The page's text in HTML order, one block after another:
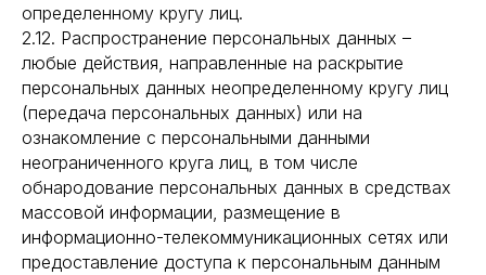
определенному кругу лиц.
2.12. Распространение персональных данных –
любые действия, направленные на раскрытие
персональных данных неопределенному кругу лиц
(передача персональных данных) или на
ознакомление с персональными данными
неограниченного круга лиц, в том числе
обнародование персональных данных в средствах
массовой информации, размещение в
информационно-телекоммуникационных сетях или
предоставление доступа к персональным данным